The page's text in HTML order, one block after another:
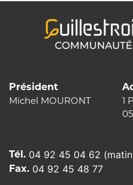
Président
Michel MOURONT
1
Tél. 04 92 45 04 62
Fax. 04 92 45 48 77